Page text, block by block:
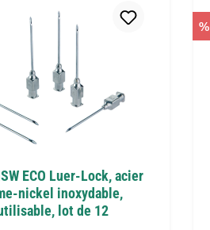
ECO Luer-Lock, acier
nickel inoxydable,
lot de 12
%